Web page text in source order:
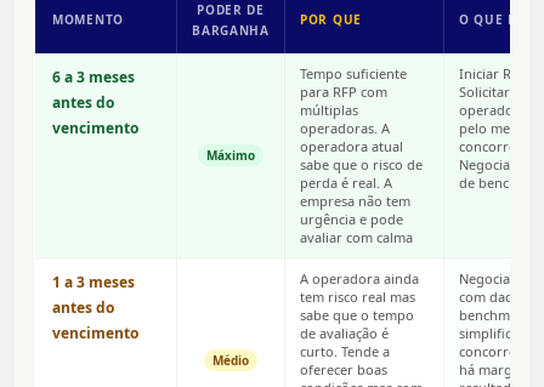
MOMENTO
PODER DE
BARGANHA
POR QUE O QUE
6 a 3 meses
antes do
vencimento
Máximo
Tempo suficiente
para RFP com
múltiplas
operadoras. A
operadora atual
sabe que o risco de
perda é real. A
empresa não tem
urgência e pode
avaliar com calma
Iniciar RFP
Solicitar
operadora
pelo menos 2
Negociar
de
1 a 3 meses
antes do
vencimento
Médio
A operadora ainda
tem risco real mas
sabe que o tempo
de avaliação é
curto. Tende a
oferecer boas
Negociar
com dados
simplificado
há margem